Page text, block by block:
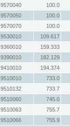
9570040
100.0
9570050
100.0
9570070
100.0
9530010
109.617
9360010
159.333
9390010
182.129
9410010
194.374
9510010
733.0
9510132
733.7
9510060
745.0
9510063
755.7
9510066
755.9